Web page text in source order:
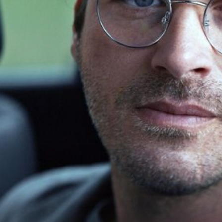
Kıvanç Tatlıtuğ - 3
Tatlıtuğ - 2Kıvanç Tatlıtuğ - 1 Foto:
+8
59 MU JE GODINA
Omiljeni Semir iz Cobre 11 danas
potpuno drugačije, evo najnovijih
fotografija glumca